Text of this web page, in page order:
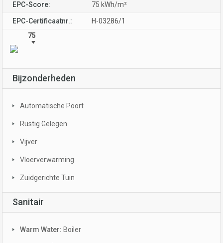
EPC-Score: 75 kWh/m²
EPC-Certificaatnr.:
H-03286/1
75
Bijzonderheden
Automatische Poort
Rustig Gelegen
Vijver
Vloerverwarming
Zuidgerichte Tuin
Sanitair
Warm Water: Boiler